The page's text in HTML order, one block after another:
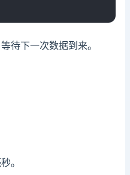
待下一次数据到来。
。